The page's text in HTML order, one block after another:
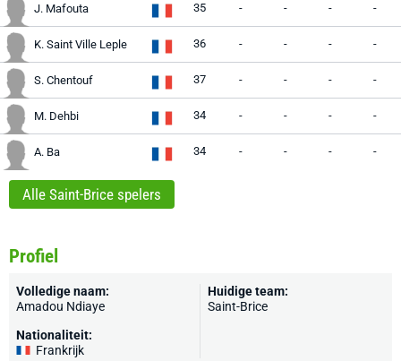
J. Mafouta 35 - - - -
K. Saint Ville Leple 36 - - - -
S. Chentouf 37 - - - -
M. Dehbi 34 - - - -
A. Ba 34 - - - -
Alle Saint-Brice spelers
Profiel
Volledige naam:
Amadou Ndiaye
Nationaliteit:
Frankrijk
Huidige team:
Saint-Brice